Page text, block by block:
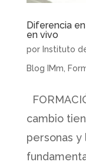
Diferencia
en vivo
por Instituto
Blog IMm
cambio
personas